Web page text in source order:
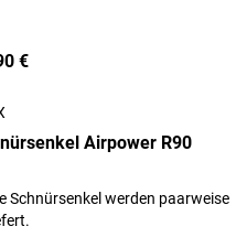
€
Airpower R90
Schnürsenkel werden paarweise